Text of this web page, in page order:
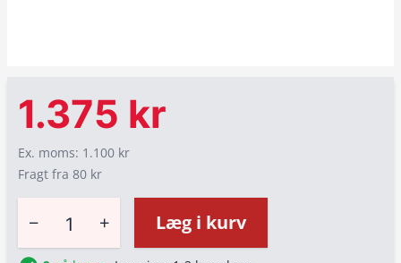
1.375 kr
Ex. moms: 1.100 kr
Fragt fra 80 kr
− + Læg i kurv